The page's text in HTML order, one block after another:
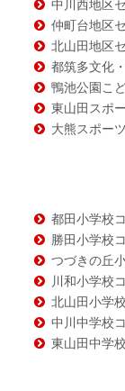
中川西地区
仲町台地区
北山田地区
都筑多文化
鴨池公園こ
東山田スポ
大熊スポー
都田小学校
勝田小学校
つづきの丘
川和小学校
北山田小学
中川中学校
東山田中学